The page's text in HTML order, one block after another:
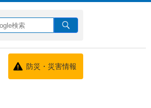
防災・災害情報